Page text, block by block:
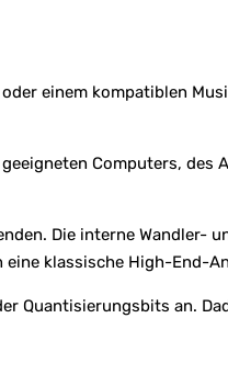
einem kompatiblen
Computers,
Die interne
klassische High-End-
Quantisierungsbits an.